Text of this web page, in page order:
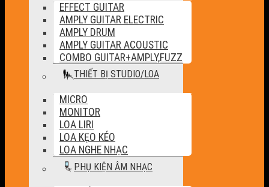
EFFECT GUITAR
AMPLY GUITAR ELECTRIC
AMPLY DRUM
AMPLY GUITAR ACOUSTIC
COMBO GUITAR+AMPLY,FUZZ
THIẾT BỊ STUDIO/LOA
MICRO
MONITOR
LOA LIRI
LOA KẸO KÉO
LOA NGHE NHẠC
PHỤ KIỆN ÂM NHẠC